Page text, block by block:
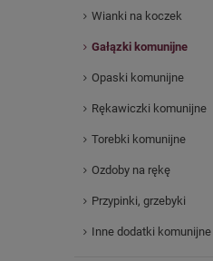
Wianki na koczek
Gałązki komunijne
Opaski komunijne
Rękawiczki komunijne
Torebki komunijne
Ozdoby na rękę
Przypinki, grzebyki
Inne dodatki komunijne